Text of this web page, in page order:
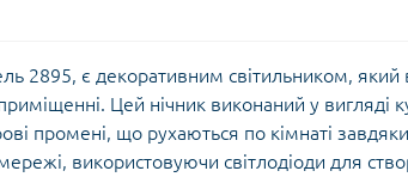
2895, є декоративним світильником, який
Цей нічник виконаний у вигляді
промені, що рухаються по кімнаті
використовуючи світлодіоди для